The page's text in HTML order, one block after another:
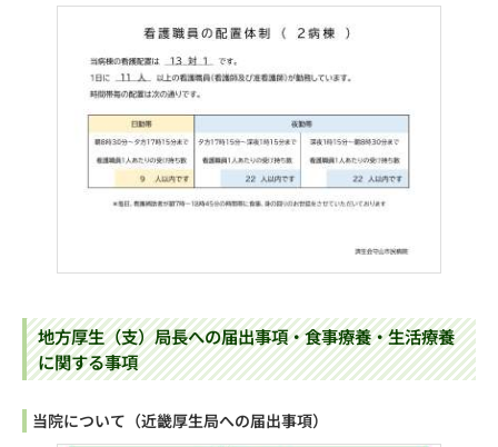
地方厚生（支）局長への届出事項・食事療養・生活療養
に関する事項
当院について（近畿厚生局への届出事項）